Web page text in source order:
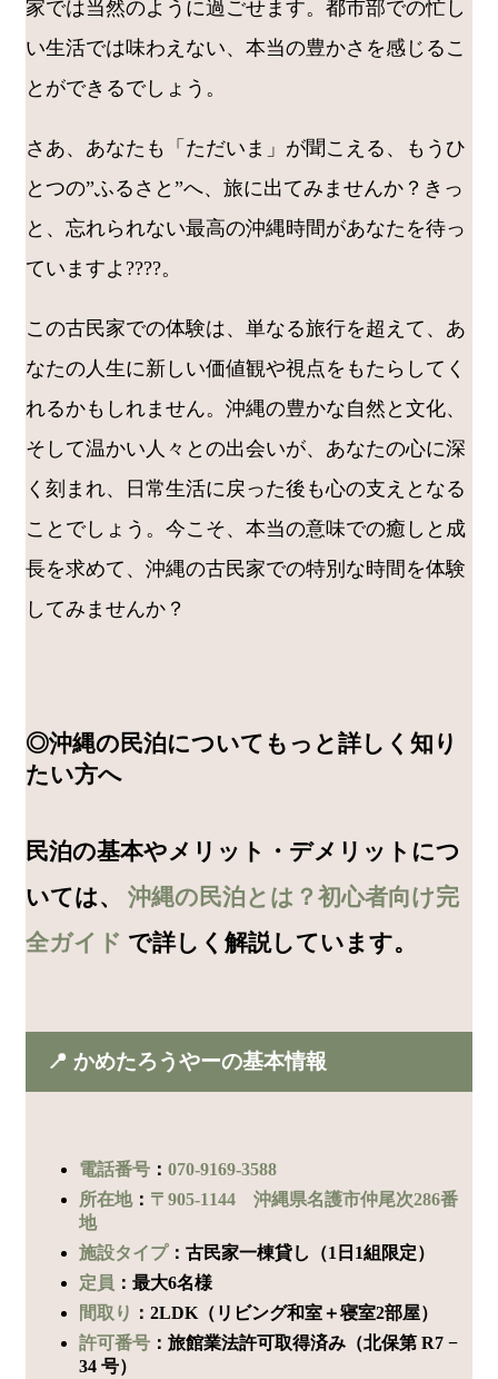
家では当然のように過ごせます。都市部での忙し
い生活では味わえない、本当の豊かさを感じるこ
とができるでしょう。
さあ、あなたも「ただいま」が聞こえる、もうひ
とつの”ふるさと”へ、旅に出てみませんか？きっ
と、忘れられない最高の沖縄時間があなたを待っ
ていますよ????。
この古民家での体験は、単なる旅行を超えて、あ
なたの人生に新しい価値観や視点をもたらしてく
れるかもしれません。沖縄の豊かな自然と文化、
そして温かい人々との出会いが、あなたの心に深
く刻まれ、日常生活に戻った後も心の支えとなる
ことでしょう。今こそ、本当の意味での癒しと成
長を求めて、沖縄の古民家での特別な時間を体験
してみませんか？
◎沖縄の民泊についてもっと詳しく知り
たい方へ
民泊の基本やメリット・デメリットにつ
いては、 沖縄の民泊とは？初心者向け完
全ガイド で詳しく解説しています。
📍 かめたろうやーの基本情報
電話番号 ： 070-9169-3588
所在地： 〒905-1144 沖縄県名護市仲尾次286番
地
施設タイプ：古民家一棟貸し（1日1組限定）
定員 ：最大6名様
間取り ：2LDK（リビング和室＋寝室2部屋）
許可番号 ：旅館業法許可取得済み（北保第 R7 −
34 号）